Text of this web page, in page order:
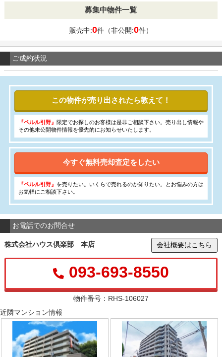
募集中物件一覧
販売中:0件（非公開:0件）
ご成約状況
この物件が売り出されたら教えて！
『ペルル引野』 限定でお探しのお客様は是非ご相談下さい。売り出し情報や
その他未公開物件情報を優先的にお知らせいたします。
今すぐ無料売却査定をしたい
『ペルル引野』 を売りたい。いくらで売れるのか知りたい。とお悩みの方は
お気軽にご相談下さい。
お電話でのお問合せ
株式会社ハウス倶楽部 本店 会社概要はこちら
093-693-8550
物件番号：RHS-106027
近隣マンション情報